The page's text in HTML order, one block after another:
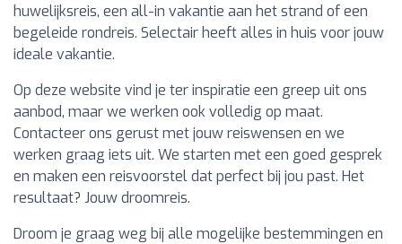
huwelijksreis, een all-in vakantie aan het strand of een
begeleide rondreis. Selectair heeft alles in huis voor jouw
ideale vakantie.
Op deze website vind je ter inspiratie een greep uit ons
aanbod, maar we werken ook volledig op maat.
Contacteer ons gerust met jouw reiswensen en we
werken graag iets uit. We starten met een goed gesprek
en maken een reisvoorstel dat perfect bij jou past. Het
resultaat? Jouw droomreis.
Droom je graag weg bij alle mogelijke bestemmingen en